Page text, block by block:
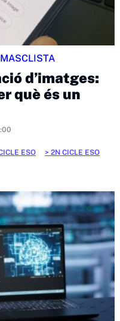
d’imatges:
què és un
ESO
2N CICLE ESO